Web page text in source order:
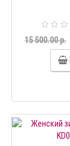
15 500.00 р.